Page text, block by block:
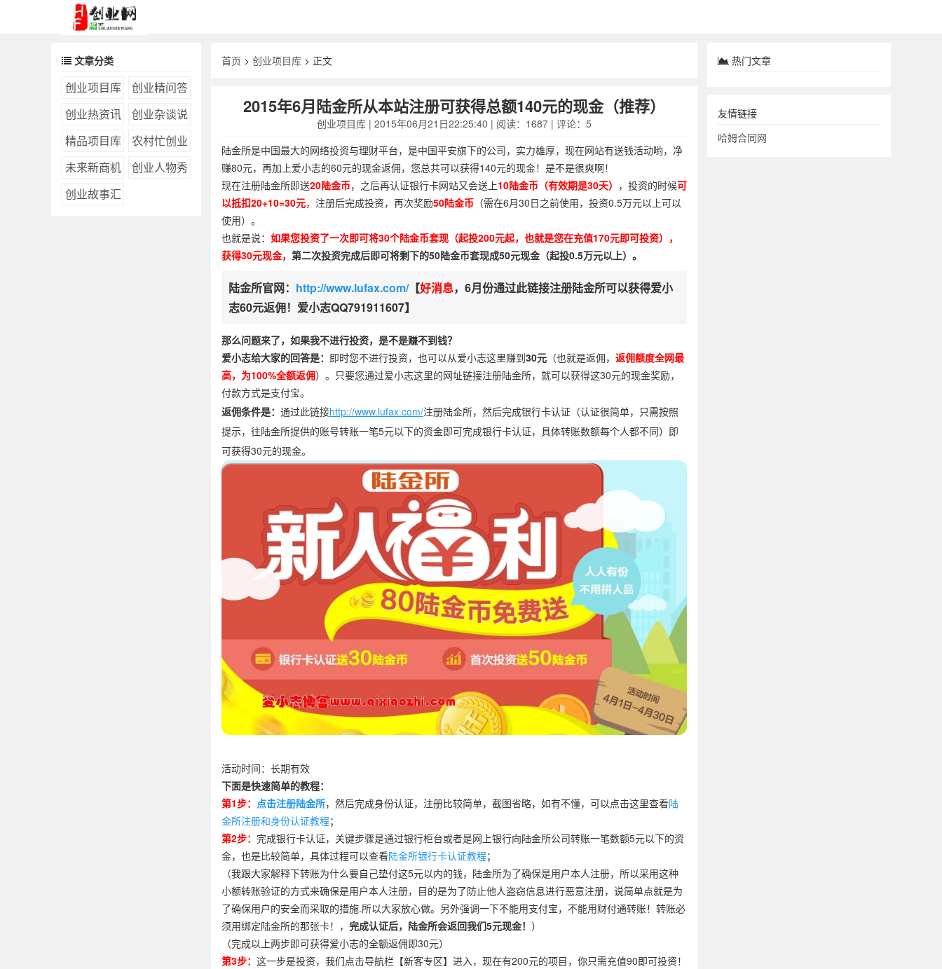
文章分类
创业项目库
创业精问答
创业热资讯
创业杂谈说
精品项目库
农村忙创业
未来新商机
创业人物秀
创业故事汇
首页 > 创业项目库 > 正文
2015年6月陆金所从本站注册可获得总额140元的现金（推荐）
创业项目库 | 2015年06月21日22:25:40 | 阅读：1687 | 评论：5
陆金所是中国最大的网络投资与理财平台，是中国平安旗下的公司，实力雄厚，现在网站有送钱活动哟，净
赚80元，再加上爱小志的60元的现金返佣，您总共可以获得140元的现金！是不是很爽啊！
现在注册陆金所即送20陆金币，之后再认证银行卡网站又会送上10陆金币（有效期是30天） ，投资的时候可
以抵扣20+10=30元，注册后完成投资，再次奖励50陆金币 （需在6月30日之前使用，投资0.5万元以上可以
使用）。
也就是说： 如果您投资了一次即可将30个陆金币套现（起投200元起，也就是您在充值170元即可投资），
获得30元现金， 第二次投资完成后即可将剩下的50陆金币套现成50元现金（起投0.5万元以上）。
陆金所官网： http://www.lufax.com/【好消息，6月份通过此链接注册陆金所可以获得爱小
志60元返佣！爱小志QQ791911607】
那么问题来了，如果我不进行投资，是不是赚不到钱？
爱小志给大家的回答是： 即时您不进行投资，也可以从爱小志这里赚到30元 （也就是返佣， 返佣额度全网最
高，为100%全额返佣）。只要您通过爱小志这里的网址链接注册陆金所，就可以获得这30元的现金奖励，
付款方式是支付宝。
返佣条件是： 通过此链接http://www.lufax.com/注册陆金所，然后完成银行卡认证（认证很简单，只需按照
提示，往陆金所提供的账号转账一笔5元以下的资金即可完成银行卡认证，具体转账数额每个人都不同）即
可获得30元的现金。
活动时间：长期有效
下面是快速简单的教程：
第1步： 点击注册陆金所，然后完成身份认证，注册比较简单，截图省略，如有不懂，可以点击这里查看陆
金所注册和身份认证教程；
第2步： 完成银行卡认证，关键步骤是通过银行柜台或者是网上银行向陆金所公司转账一笔数额5元以下的资
金，也是比较简单，具体过程可以查看陆金所银行卡认证教程；
（我跟大家解释下转账为什么要自己垫付这5元以内的钱，陆金所为了确保是用户本人注册，所以采用这种
小额转账验证的方式来确保是用户本人注册，目的是为了防止他人盗窃信息进行恶意注册，说简单点就是为
了确保用户的安全而采取的措施.所以大家放心做。另外强调一下不能用支付宝，不能用财付通转账！转账必
须用绑定陆金所的那张卡！， 完成认证后，陆金所会返回我们5元现金！ ）
（完成以上两步即可获得爱小志的全额返佣即30元）
第3步： 这一步是投资，我们点击导航栏【新客专区】进入，现在有200元的项目，你只需充值90即可投资！
热门文章
友情链接
哈姆合同网